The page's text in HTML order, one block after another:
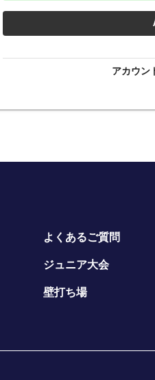
アカウン
よくあるご質問
ジュニア大会
壁打ち場